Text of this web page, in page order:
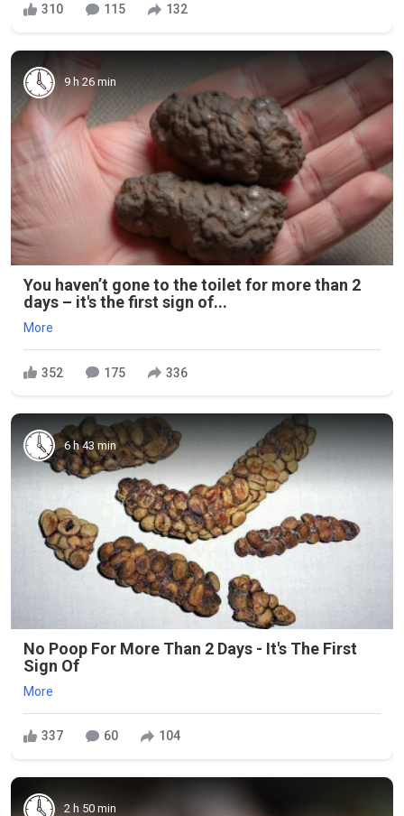
310 115 132
9 h 26 min
You haven’t gone to the toilet for more than 2
days – it's the first sign of...
More
352 175 336
6 h 43 min
No Poop For More Than 2 Days - It's The First
Sign Of
More
337 60 104
2 h 50 min